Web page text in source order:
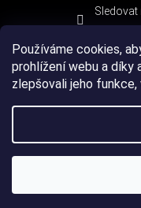
Používáme cookies,
prohlížení webu a díky
zlepšovali jeho